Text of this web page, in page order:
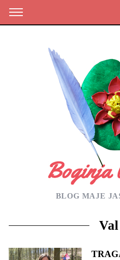
BLOG MAJE
Val